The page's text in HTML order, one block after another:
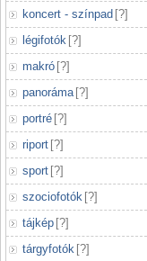
koncert - színpad [?]
légifotók [?]
makró [?]
panoráma [?]
portré [?]
riport [?]
sport [?]
szociofotók [?]
tájkép [?]
tárgyfotók [?]